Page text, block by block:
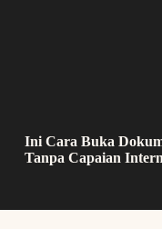
Ini Cara Buka
Tanpa Capaian